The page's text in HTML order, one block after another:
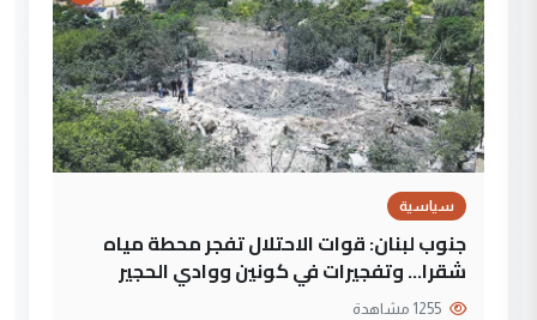
سياسية
جنوب لبنان: قوات الاحتلال تفجر محطة مياه
شقرا… وتفجيرات في كونين ووادي الحجير